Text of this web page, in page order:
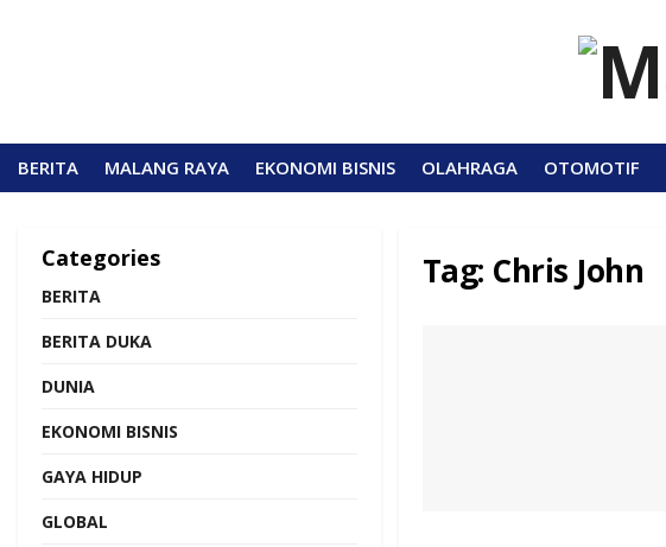
BERITA MALANG RAYA EKONOMI BISNIS OLAHRAGA OTOMOTIF
Tag: Chris John
Categories
BERITA
BERITA DUKA
DUNIA
EKONOMI BISNIS
GAYA HIDUP
GLOBAL